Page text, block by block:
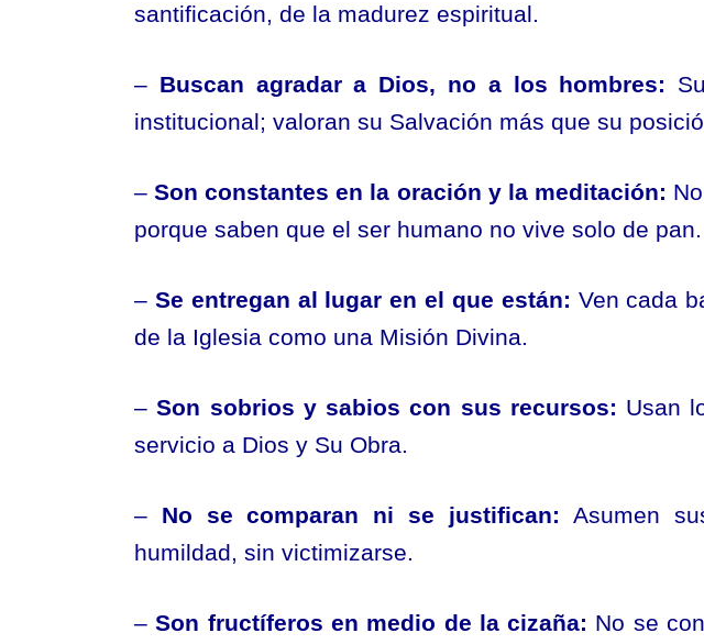
santificación, de la madurez espiritual.
– Buscan agradar a Dios, no a los hombres:
institucional; valoran su Salvación más que su
–Son constantes en la oración y la meditación:
porque saben que el ser humano no vive solo de pan.
– Se entregan al lugar en el que están: Ven cada
de la Iglesia como una Misión Divina.
–Son sobrios y sabios con sus recursos: Usan
servicio a Dios y Su Obra.
– No se comparan ni se justifican: Asumen
humildad, sin victimizarse.
–Son fructíferos en medio de la cizaña: No se